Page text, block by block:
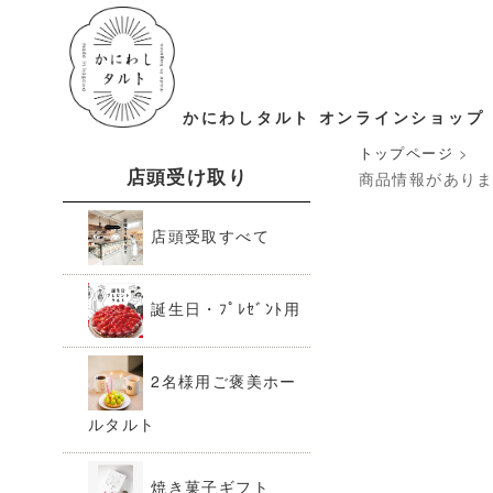
かにわしタルト オンラインショップ
店頭受け取り
店頭受取すべて
誕生日・ﾌﾟﾚｾﾞﾝﾄ用
2名様用ご褒美ホー
ルタルト
焼き菓子ギフト
トップページ >
商品情報があり